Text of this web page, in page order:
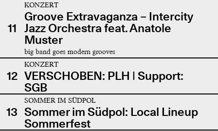
11
KONZERT
Groove Extravaganza – Intercity
Jazz Orchestra feat. Anatole
Muster
big band goes modern grooves
12
KONZERT
VERSCHOBEN: PLH | Support:
SGB
13
SOMMER IM SÜDPOL
Sommer im Südpol: Local Lineup
Sommerfest